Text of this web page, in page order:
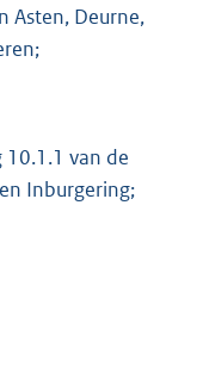
Asten, Deurne,
van de
Inburgering;